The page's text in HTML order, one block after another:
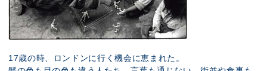
17歳の時、ロンドンに行く機会に恵まれた。